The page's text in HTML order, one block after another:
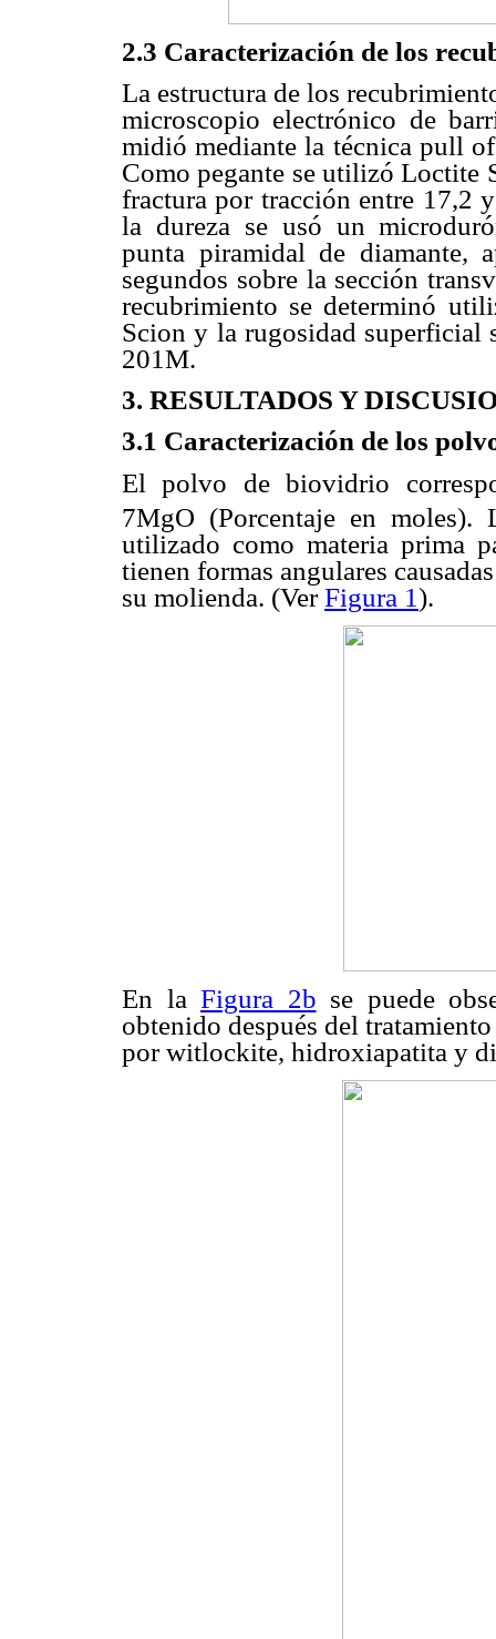
2.3 Caracterización de los
La estructura de los
microscopio electrónico de
midió mediante la técnica pull
Como pegante se utilizó Loctite
fractura por tracción entre 17,2
la dureza se usó un
punta piramidal de diamante,
segundos sobre la sección
recubrimiento se determinó
Scion y la rugosidad
201M.
3. RESULTADOS Y
3.1 Caracterización de los
El polvo de biovidrio
7MgO (Porcentaje en
utilizado como materia prima
tienen formas angulares
su molienda. (VerFigura 1).
En la Figura 2b se puede
obtenido después del
por witlockite, hidroxiapatita y